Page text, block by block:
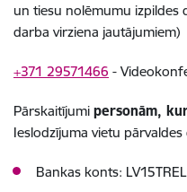
un tiesu nolēmumu izpildes
darba virziena jautājumiem)
+371 29571466 -
Pārskaitījumi personām,
Ieslodzījuma vietu
Bankas konts: